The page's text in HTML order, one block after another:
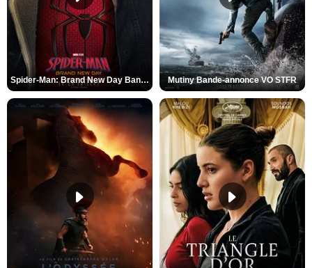
Spider-Man: Brand New Day Bande-annonce VO STFR Mutiny Bande-annonce VO STFR